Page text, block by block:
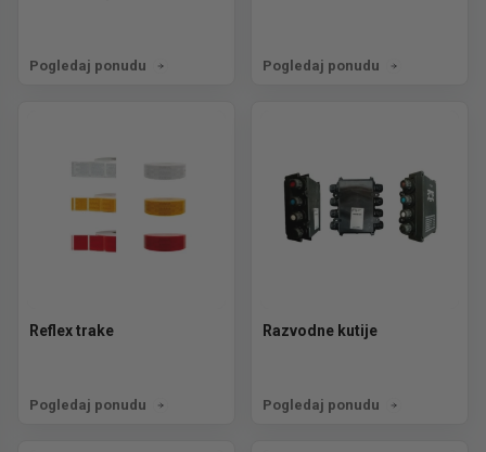
Pogledaj ponudu Pogledaj ponudu
Reflex trake
Pogledaj ponudu
Razvodne kutije
Pogledaj ponudu